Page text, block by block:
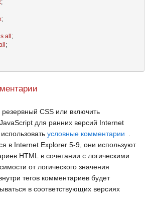
;
;
s all ;
;
резервный CSS или включить
JavaScript для ранних версий Internet
условные комментарии
в Internet Explorer 5-9 , они используют
HTML
в сочетании с логическими
от логического значения
тегов комментариев будет
в соответствующих версиях